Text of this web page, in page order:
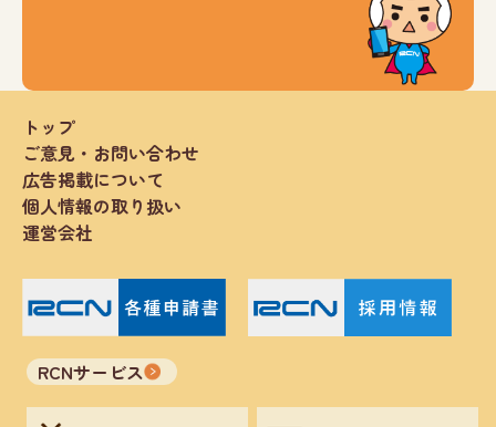
トップ
ご意見・お問い合わせ
広告掲載について
個人情報の取り扱い
運営会社
RCNサービス